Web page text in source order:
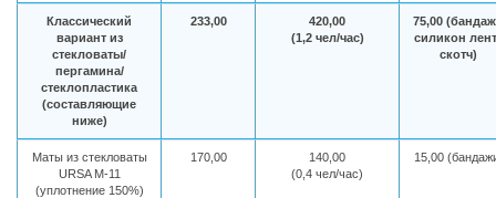
Классический
вариант из
стекловаты/
пергамина/
стеклопластика
(составляющие
ниже)
233,00
420,00
(1,2 чел/час)
75,00
силикон
скотч)
Маты из стекловаты
URSA М-11
(уплотнение 150%)
170,00
140,00
(0,4 чел/час)
15,00